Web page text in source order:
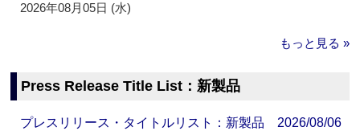
2026年08月05日 (水)
もっと見る »
Press Release Title List：新製品
プレスリリース・タイトルリスト：新製品 2026/08/06